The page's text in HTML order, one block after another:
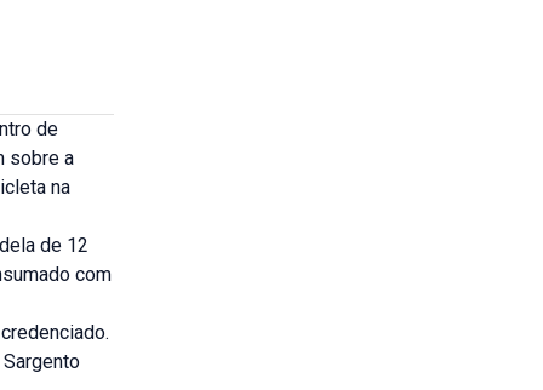
de
sobre a
na
de 12
com